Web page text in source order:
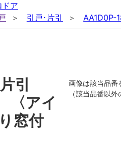
ア
引戸･片引 AA1D0P-
引
アイ
窓付
画像は該当品番
（該当品番以